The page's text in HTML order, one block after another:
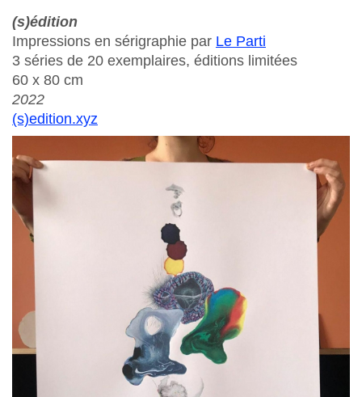
(s)édition
Impressions en sérigraphie par Le Parti
3 séries de 20 exemplaires, éditions limitées
60 x 80 cm
2022
(s)edition.xyz